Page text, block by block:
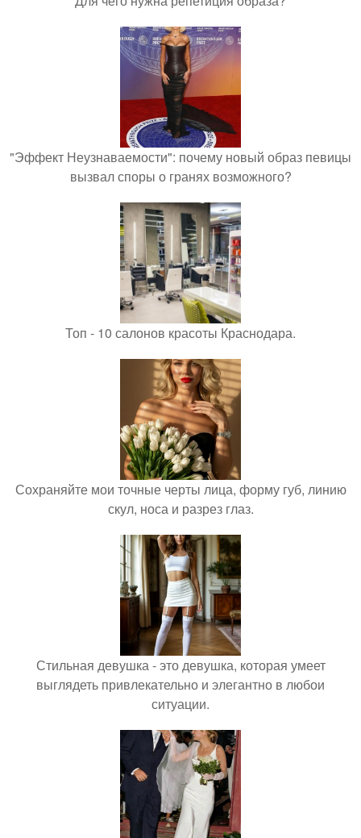
"Эффект Неузнаваемости": почему новый образ певицы
вызвал споры о гранях возможного?
Топ - 10 салонов красоты Краснодара.
Сохраняйте мои точные черты лица, форму губ, линию
скул, носа и разрез глаз.
Стильная девушка - это девушка, которая умеет
выглядеть привлекательно и элегантно в любои
ситуации.